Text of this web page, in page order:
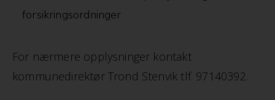
forsikringsordninger
For nærmere opplysninger kontakt
kommunedirektør Trond Stenvik tlf. 97140392.